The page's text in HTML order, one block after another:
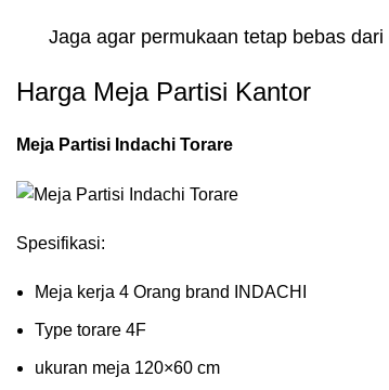
Jaga agar permukaan tetap bebas
Harga Meja Partisi Kantor
Meja Partisi Indachi Torare
Spesifikasi:
Meja kerja 4 Orang brand INDACHI
Type torare 4F
ukuran meja 120×60 cm